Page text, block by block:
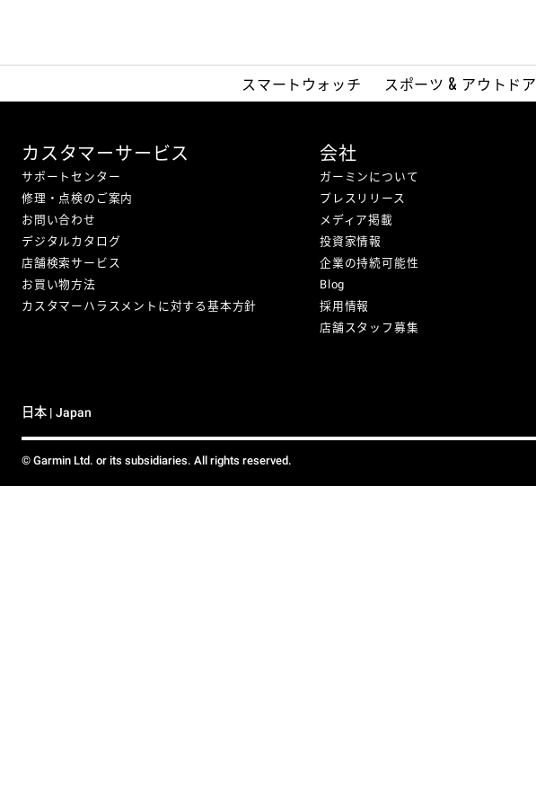
スマートウォッチ スポーツ & アウトドア
カスタマーサービス
サポートセンター
修理・点検のご案内
お問い合わせ
デジタルカタログ
店舗検索サービス
お買い物方法
カスタマーハラスメントに対する基本方針
会社
ガーミンについて
プレスリリース
メディア掲載
投資家情報
企業の持続可能性
Blog
採用情報
店舗スタッフ募集
日本 | Japan
© Garmin Ltd. or its subsidiaries. All rights reserved.